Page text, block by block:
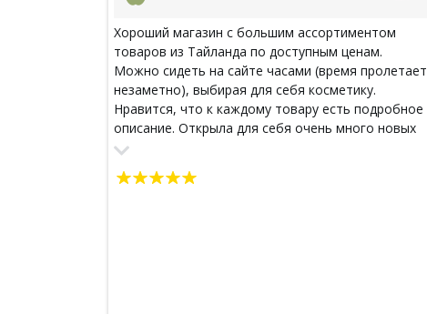
Хороший магазин с большим ассортиментом
товаров из Тайланда по доступным ценам.
Можно сидеть на сайте часами (время пролетает
незаметно), выбирая для себя косметику.
Нравится, что к каждому товару есть подробное
описание. Открыла для себя очень много новых
классных штучек, о которых раньше даже и
проводила отпуска в Таиланде и именно с тех